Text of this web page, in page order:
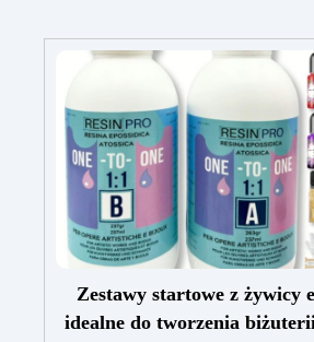
Zestawy startowe z żywicy
idealne do tworzenia